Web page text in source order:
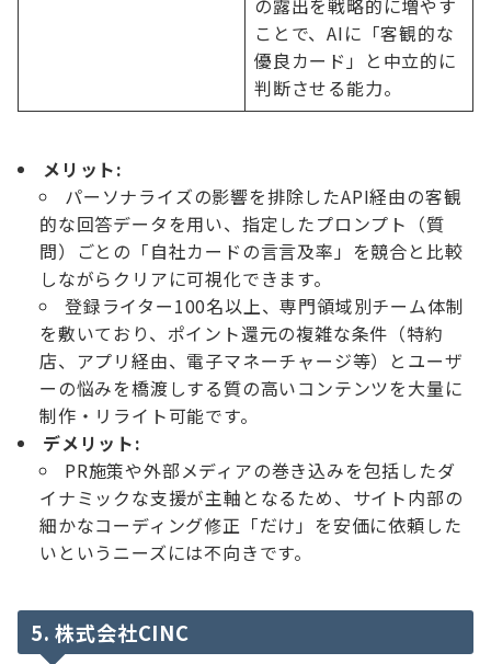
の露出を戦略的に増やす
ことで、AIに「客観的な
優良カード」と中立的に
判断させる能力。
メリット:
パーソナライズの影響を排除したAPI経由の客観
的な回答データを用い、指定したプロンプト（質
問）ごとの「自社カードの言言及率」を競合と比較
しながらクリアに可視化できます。
登録ライター100名以上、専門領域別チーム体制
を敷いており、ポイント還元の複雑な条件（特約
店、アプリ経由、電子マネーチャージ等）とユーザ
ーの悩みを橋渡しする質の高いコンテンツを大量に
制作・リライト可能です。
デメリット:
PR施策や外部メディアの巻き込みを包括したダ
イナミックな支援が主軸となるため、サイト内部の
細かなコーディング修正「だけ」を安価に依頼した
いというニーズには不向きです。
5. 株式会社CINC